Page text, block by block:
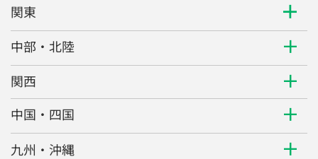
関東
中部・北陸
関西
中国・四国
九州・沖縄